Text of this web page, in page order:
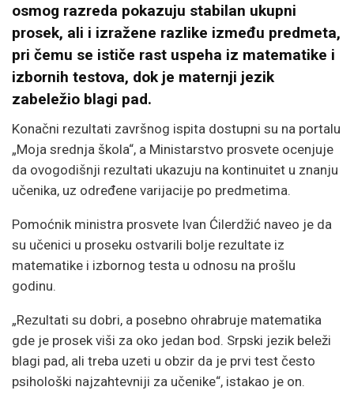
osmog razreda pokazuju stabilan ukupni
prosek, ali i izražene razlike između predmeta,
pri čemu se ističe rast uspeha iz matematike i
izbornih testova, dok je maternji jezik
zabeležio blagi pad.
Konačni rezultati završnog ispita dostupni su na portalu
„Moja srednja škola“, a Ministarstvo prosvete ocenjuje
da ovogodišnji rezultati ukazuju na kontinuitet u znanju
učenika, uz određene varijacije po predmetima.
Pomoćnik ministra prosvete Ivan Ćilerdžić naveo je da
su učenici u proseku ostvarili bolje rezultate iz
matematike i izbornog testa u odnosu na prošlu
godinu.
„Rezultati su dobri, a posebno ohrabruje matematika
gde je prosek viši za oko jedan bod. Srpski jezik beleži
blagi pad, ali treba uzeti u obzir da je prvi test često
psihološki najzahtevniji za učenike“, istakao je on.